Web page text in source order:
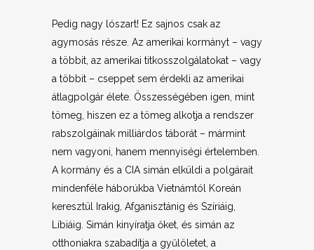
Pedig nagy lószart! Ez sajnos csak az
agymosás része. Az amerikai kormányt – vagy
a többit, az amerikai titkosszolgálatokat – vagy
a többit – cseppet sem érdekli az amerikai
átlagpolgár élete. Összességében igen, mint
tömeg, hiszen ez a tömeg alkotja a rendszer
rabszolgáinak milliárdos táborát – mármint
nem vagyoni, hanem mennyiségi értelemben.
A kormány és a CIA simán elküldi a polgárait
mindenféle háborúkba Vietnámtól Koreán
keresztül Irakig, Afganisztánig és Szíriáig,
Líbiáig. Simán kinyíratja őket, és simán az
otthoniakra szabadítja a gyűlöletet, a